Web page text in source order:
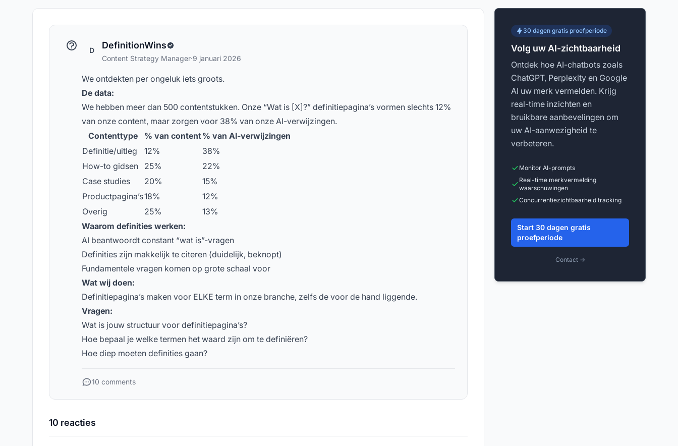
concepten
D DefinitionWins
Content Strategy Manager·9 januari 2026
We ontdekten per ongeluk iets groots.
De data:
We hebben meer dan 500 contentstukken. Onze “Wat is [X]?” definitiepagina’s vormen slechts 12%
van onze content, maar zorgen voor 38% van onze AI-verwijzingen.
Contenttype
% van content% van AI-verwijzingen
Definitie/uitleg
12%
38%
How-to gidsen
25%
22%
Case studies
20%
15%
Productpagina’s18%
12%
Overig
25%
13%
Waarom definities werken:
AI beantwoordt constant “wat is”-vragen
Definities zijn makkelijk te citeren (duidelijk, beknopt)
Fundamentele vragen komen op grote schaal voor
Wat wij doen:
Definitiepagina’s maken voor ELKE term in onze branche, zelfs de voor de hand liggende.
Vragen:
Wat is jouw structuur voor definitiepagina’s?
Hoe bepaal je welke termen het waard zijn om te definiëren?
Hoe diep moeten definities gaan?
10 comments
10 reacties
30 dagen gratis proefperiode
Volg uw AI-zichtbaarheid
Ontdek hoe AI-chatbots zoals
ChatGPT, Perplexity en Google
AI uw merk vermelden. Krijg
real-time inzichten en
bruikbare aanbevelingen om
uw AI-aanwezigheid te
verbeteren.
Monitor AI-prompts
Real-time merkvermelding
waarschuwingen
Concurrentiezichtbaarheid tracking
Start 30 dagen gratis
proefperiode
Contact →